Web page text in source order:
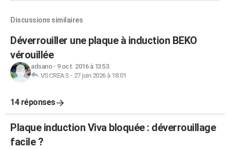
Discussions similaires
Déverrouiller une plaque à induction BEKO
vérouillée
adsano- 9 oct. 2016 à 13:53
VSCREAS - 27 juin 2026 à 18:01
14 réponses
Plaque induction Viva bloquée : déverrouillage
facile ?